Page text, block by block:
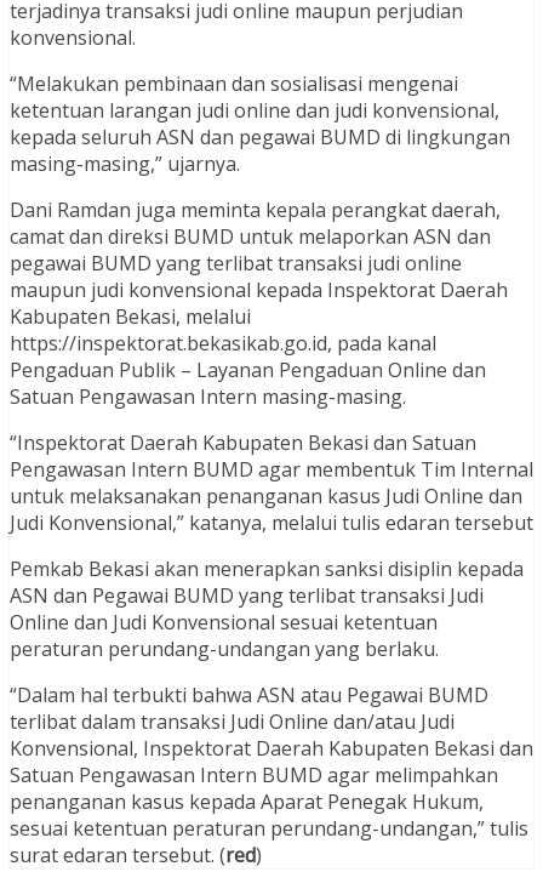
terjadinya transaksi judi online maupun perjudian
konvensional.
“Melakukan pembinaan dan sosialisasi mengenai
ketentuan larangan judi online dan judi konvensional,
kepada seluruh ASN dan pegawai BUMD di lingkungan
masing-masing,” ujarnya.
Dani Ramdan juga meminta kepala perangkat daerah,
camat dan direksi BUMD untuk melaporkan ASN dan
pegawai BUMD yang terlibat transaksi judi online
maupun judi konvensional kepada Inspektorat Daerah
Kabupaten Bekasi, melalui
https://inspektorat.bekasikab.go.id, pada kanal
Pengaduan Publik – Layanan Pengaduan Online dan
Satuan Pengawasan Intern masing-masing.
“Inspektorat Daerah Kabupaten Bekasi dan Satuan
Pengawasan Intern BUMD agar membentuk Tim Internal
untuk melaksanakan penanganan kasus Judi Online dan
Judi Konvensional,” katanya, melalui tulis edaran tersebut
Pemkab Bekasi akan menerapkan sanksi disiplin kepada
ASN dan Pegawai BUMD yang terlibat transaksi Judi
Online dan Judi Konvensional sesuai ketentuan
peraturan perundang-undangan yang berlaku.
“Dalam hal terbukti bahwa ASN atau Pegawai BUMD
terlibat dalam transaksi Judi Online dan/atau Judi
Konvensional, Inspektorat Daerah Kabupaten Bekasi dan
Satuan Pengawasan Intern BUMD agar melimpahkan
penanganan kasus kepada Aparat Penegak Hukum,
sesuai ketentuan peraturan perundang-undangan,” tulis
surat edaran tersebut. (red)